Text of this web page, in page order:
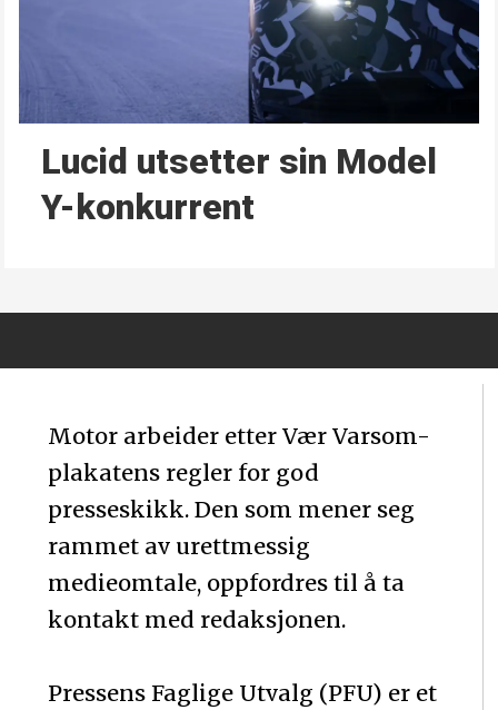
Lucid utsetter sin Model
Y-konkurrent
Motor arbeider etter Vær Varsom-
plakatens regler for god
presseskikk. Den som mener seg
rammet av urettmessig
medieomtale, oppfordres til å ta
kontakt med redaksjonen.
Pressens Faglige Utvalg (PFU) er et